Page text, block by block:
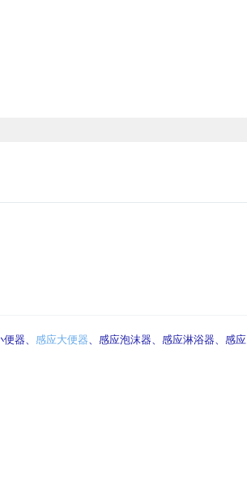
器、 感应大便器、感应泡沫器、感应淋浴器、感应